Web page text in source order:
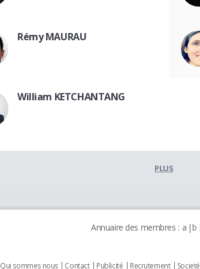
Rémy MAURAU
William KETCHANTANG
PLUS
Annuaire des membres : a b
Qui sommes nous Contact Publicité Recrutement Societé